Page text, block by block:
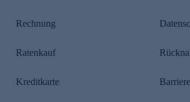
Rechnung
Ratenkauf
Kreditkarte